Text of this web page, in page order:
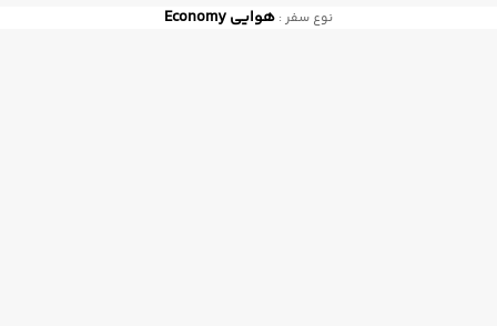
نوع سفر : هوایی